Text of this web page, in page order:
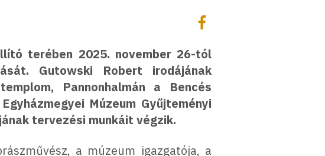
Megosztás
Megosztás Facebookon
terében 2025. november 26-tól
Gutowski Robert irodájának
Pannonhalmán a Bencés
Múzeum Gyűjteményi
tervezési munkáit végzik.
a múzeum igazgatója, a